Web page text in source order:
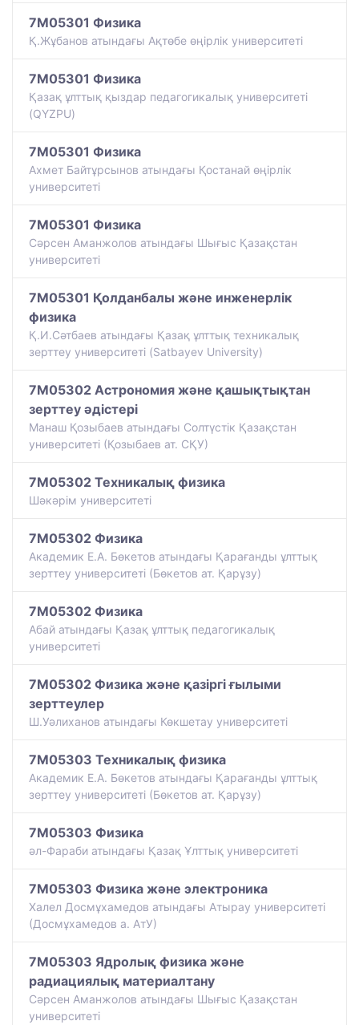
7M05301 Физика
Қ.Жұбанов атындағы Ақтөбе өңірлік университеті
7M05301 Физика
Қазақ ұлттық қыздар педагогикалық университеті
(QYZPU)
7M05301 Физика
Ахмет Байтұрсынов атындағы Қостанай өңірлік
университеті
7M05301 Физика
Сәрсен Аманжолов атындағы Шығыс Қазақстан
университеті
7M05301 Қолданбалы және инженерлік
физика
Қ.И.Сәтбаев атындағы Қазақ ұлттық техникалық
зерттеу университеті (Satbayev University)
7M05302 Астрономия және қашықтықтан
зерттеу әдістері
Манаш Қозыбаев атындағы Солтүстік Қазақстан
университеті (Қозыбаев ат. СҚУ)
7M05302 Техникалық физика
Шәкәрім университеті
7M05302 Физика
Академик Е.А. Бөкетов атындағы Қарағанды ұлттық
зерттеу университеті (Бөкетов ат. Қарұзу)
7M05302 Физика
Абай атындағы Қазақ ұлттық педагогикалық
университеті
7M05302 Физика және қазіргі ғылыми
зерттеулер
Ш.Уәлиханов атындағы Көкшетау университетi
7M05303 Техникалық физика
Академик Е.А. Бөкетов атындағы Қарағанды ұлттық
зерттеу университеті (Бөкетов ат. Қарұзу)
7M05303 Физика
әл-Фараби атындағы Қазақ Ұлттық университеті
7M05303 Физика және электроника
Халел Досмұхамедов атындағы Атырау университеті
(Досмұхамедов а. АтУ)
7M05303 Ядролық физика және
радиациялық материалтану
Сәрсен Аманжолов атындағы Шығыс Қазақстан
университеті